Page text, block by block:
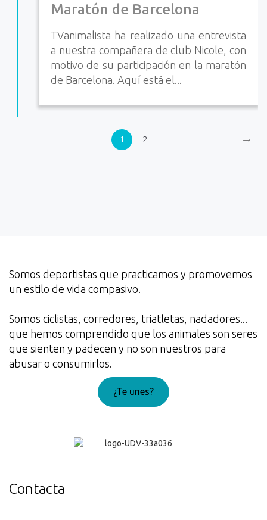
Maratón de Barcelona
TVanimalista ha realizado una entrevista
a nuestra compañera de club Nicole, con
motivo de su participación en la maratón
de Barcelona. Aquí está el...
1 2 →
Somos deportistas que practicamos y promovemos
un estilo de vida compasivo.
Somos ciclistas, corredores, triatletas, nadadores...
que hemos comprendido que los animales son seres
que sienten y padecen y no son nuestros para
abusar o consumirlos.
¿Te unes?
Contacta